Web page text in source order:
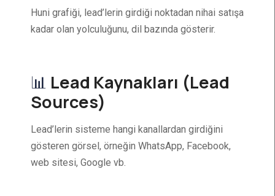
Huni grafiği, lead’lerin girdiği noktadan nihai satışa
kadar olan yolculuğunu, dil bazında gösterir.
📊 Lead Kaynakları (Lead
Sources)
Lead’lerin sisteme hangi kanallardan girdiğini
gösteren görsel, örneğin WhatsApp, Facebook,
web sitesi, Google vb.